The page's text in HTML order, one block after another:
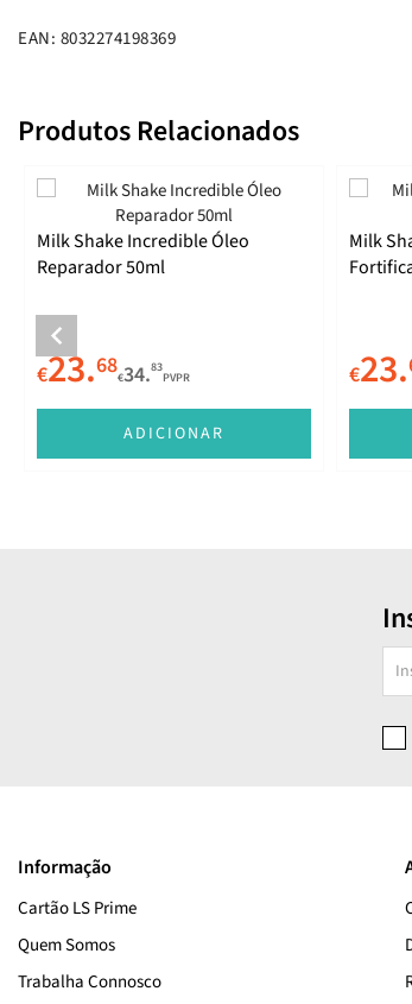
EAN: 8032274198369
Produtos Relacionados
Milk Shake Incredible Óleo
Reparador 50ml
€23.68€34.83
PVPR
ADICIONAR
Milk
€23.
Informação
Cartão LS Prime
Quem Somos
Trabalha Connosco